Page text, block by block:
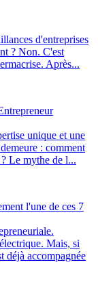
d'entreprises
? Non. C'est
Après...
unique et une
: comment
Le mythe de l...
l'une de ces 7
Mais, si
déjà accompagnée